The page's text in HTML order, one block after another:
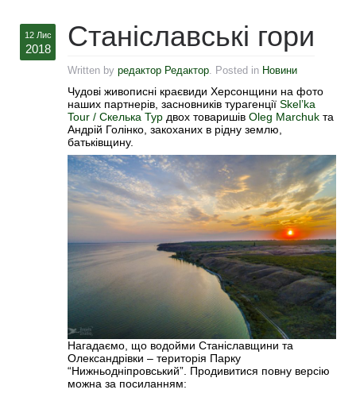
12 Лис
2018 Станіславські гори
Written by редактор Редактор. Posted in Новини
Чудові живописні краєвиди Херсонщини на фото
наших партнерів, засновників турагенції Skel’ka
Tour / Скелька Тур двох товаришів Oleg Marchuk та
Андрій Голінко, закоханих в рідну землю,
батьківщину.
Нагадаємо, що водойми Станіславщини та
Олександрівки – територія Парку
“Нижньодніпровський”. Продивитися повну версію
можна за посиланням: